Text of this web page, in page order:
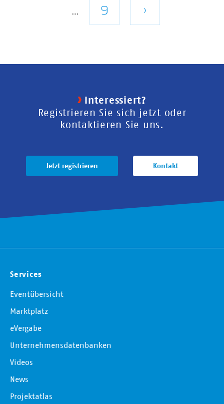
…
Letzte
9
Nächste
›
Interessiert?
Registrieren Sie sich jetzt oder
kontaktieren Sie uns.
Jetzt registrieren Kontakt
Services
Eventübersicht
Marktplatz
eVergabe
Unternehmensdatenbanken
Videos
News
Projektatlas